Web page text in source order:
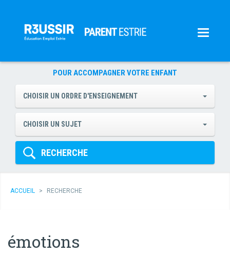
POUR ACCOMPAGNER VOTRE ENFANT
CHOISIR UN ORDRE D'ENSEIGNEMENT
CHOISIR UN SUJET
RECHERCHE
ACCUEIL > RECHERCHE
émotions